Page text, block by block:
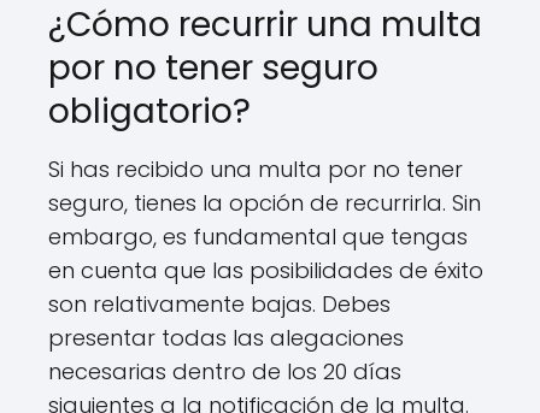
¿Cómo recurrir una multa
por no tener seguro
obligatorio?
Si has recibido una multa por no tener
seguro, tienes la opción de recurrirla. Sin
embargo, es fundamental que tengas
en cuenta que las posibilidades de éxito
son relativamente bajas. Debes
presentar todas las alegaciones
necesarias dentro de los 20 días
siguientes a la notificación de la multa.